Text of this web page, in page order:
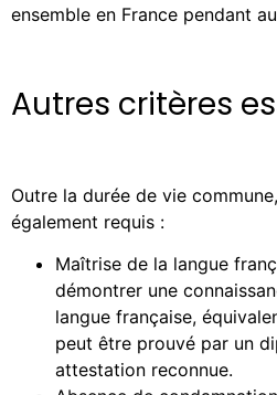
ensemble en France pendant
Autres critères
Outre la durée de vie
également requis :
Maîtrise de la langue
démontrer une
langue française,
peut être prouvé par un
attestation reconnue.